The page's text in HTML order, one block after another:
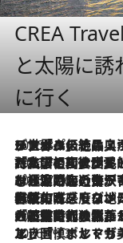
CREA
と太陽に
に行く
2026.8.8
リスボンの絶品スイーツ「パステル・デ・ナタ」とは？ポルトガル伝統の奥深い世界へ
2026.7.27
「私の祖国はポルトガル語です」国民的詩人フェルナンド・ペソアと、彼が愛した文学の街を歩く
2026.7.26
ポルトガル近海が育む極上の海の幸。キリリと冷えた白ワインと愉しむ、シーフード専門店の贅沢
2026.7.22
伝統の味をモダンに昇華。高感度な地元客が集う、リスボンの最旬ガストロノミー
2026.7.21
大航海時代の栄華から、震災、独裁、そして革命へ。ポルトガル・首都リスボンの石畳に刻まれた「歴史の光と影」
2026.7.13
エッセイ・ヤマザキマリ「慎ましくも美しき国 ポルトガル」